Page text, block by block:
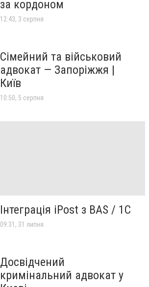
за кордоном
12:43, 3 серпня
Сімейний та військовий
адвокат — Запоріжжя |
Київ
10:50, 5 серпня
Інтеграція iPost з BAS / 1С
09:31, 31 липня
Досвідчений
кримінальний адвокат у